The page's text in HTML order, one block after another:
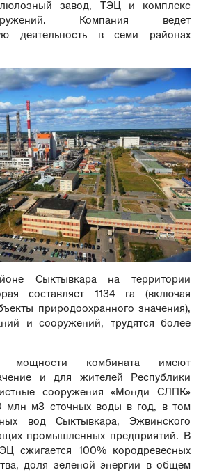
завод, ТЭЦ и комплекс
Компания ведет
деятельность в семи районах
Сыктывкара на территории
составляет 1134 га (включая
природоохранного значения),
и сооружений, трудятся более
мощности комбината имеют
и для жителей Республики
сооружения «Монди СЛПК»
м3 сточных воды в год, в том
вод Сыктывкара, Эжвинского
промышленных предприятий. В
сжигается 100% кородревесных
доля зеленой энергии в общем